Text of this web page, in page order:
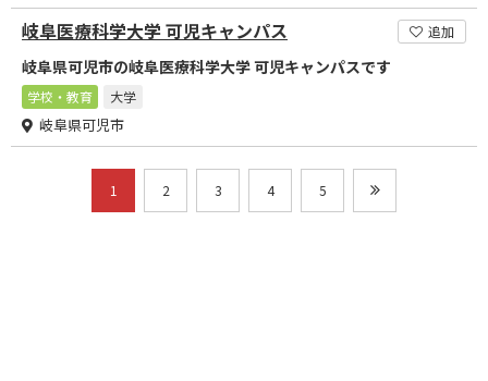
岐阜医療科学大学 可児キャンパス 追加
岐阜県可児市の岐阜医療科学大学 可児キャンパスです
学校・教育 大学
岐阜県可児市
1 2 3 4 5